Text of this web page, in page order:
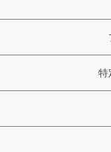
特